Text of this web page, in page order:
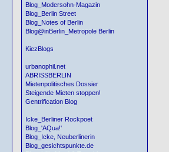
Blog_Modersohn-Magazin
Blog_Berlin Street
Blog_Notes of Berlin
Blog@inBerlin_Metropole Berlin
KiezBlogs
urbanophil.net
ABRISSBERLIN
Mietenpolitisches Dossier
Steigende Mieten stoppen!
Gentrification Blog
Icke_Berliner Rockpoet
Blog_'AQua!'
Blog_Icke, Neuberlinerin
Blog_gesichtspunkte.de